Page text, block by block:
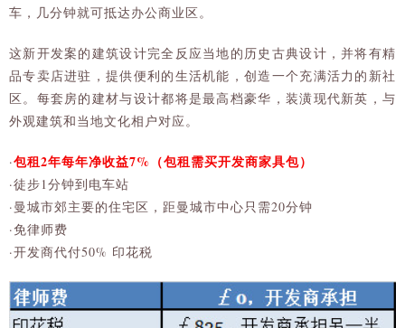
车，几分钟就可抵达办公商业区。
这新开发案的建筑设计完全反应当地的历史古典设计，并将有精
品专卖店进驻，提供便利的生活机能，创造一个充满活力的新社
区。每套房的建材与设计都将是最高档豪华，装潢现代新英，与
外观建筑和当地文化相户对应。
·包租2年每年净收益7%（包租需买开发商家具包）
·徒步1分钟到电车站
·曼城市郊主要的住宅区，距曼城市中心只需20分钟
·免律师费
·开发商代付50% 印花税